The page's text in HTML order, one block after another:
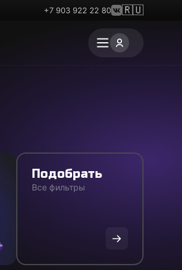
+7 903 922 22 80 🇷🇺
Подобрать
Все фильтры